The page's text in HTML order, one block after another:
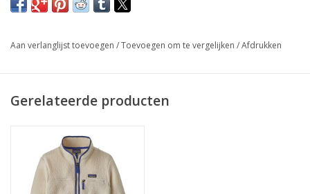
metalen veterhaakjes en rubberen teenbescherming, kun je met
Aan verlanglijst toevoegen /Toevoegen om te vergelijken /Afdrukken
Gerelateerde producten